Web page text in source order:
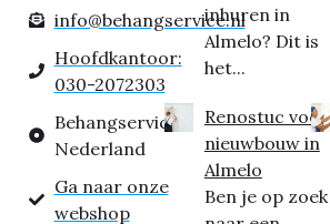
info@behangservice.nl
Hoofdkantoor:
030-2072303
Behangservice
Nederland
Ga naar onze
webshop
inhuren in
Almelo? Dit is
het...
Renostuc voor
nieuwbouw in
Almelo
Ben je op zoek